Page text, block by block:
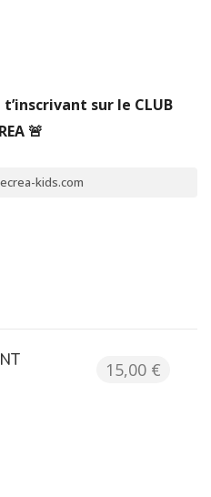
sur le CLUB
🚨
kids.com
15,00 €